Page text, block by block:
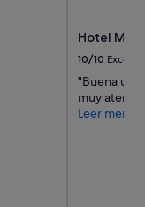
Hotel
10/10
"Buena
muy
Leer menos